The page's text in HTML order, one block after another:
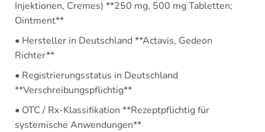
Injektionen, Cremes) **250 mg, 500 mg Tabletten;
Ointment**
• Hersteller in Deutschland **Actavis, Gedeon
Richter**
• Registrierungsstatus in Deutschland
**Verschreibungspflichtig**
• OTC / Rx-Klassifikation **Rezeptpflichtig für
systemische Anwendungen**